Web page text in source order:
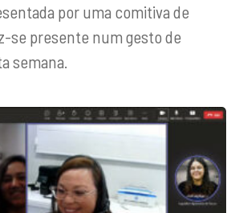
por uma comitiva de
se presente num gesto de
semana.